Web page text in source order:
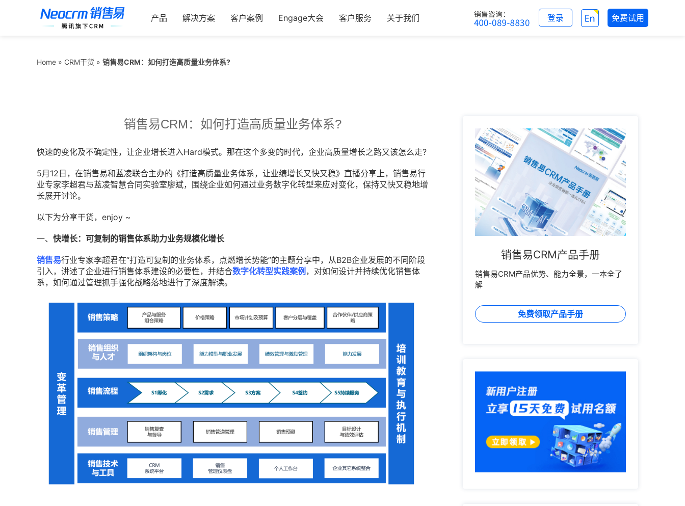
产品 解决方案 客户案例 Engage大会 客户服务 关于我们 免费试用
登录
Home » CRM干货 » 销售易CRM：如何打造高质量业务体系?
销售易CRM：如何打造高质量业务体系?
快速的变化及不确定性，让企业增长进入Hard模式。那在这个多变的时代，企业高质量增长之路又该怎么走?
5月12日，在销售易和蓝凌联合主办的《打造高质量业务体系，让业绩增长又快又稳》直播分享上，销售易行
业专家李超君与蓝凌智慧合同实验室廖斌，围绕企业如何通过业务数字化转型来应对变化，保持又快又稳地增
长展开讨论。
以下为分享干货，enjoy ~
一、 快增长：可复制的销售体系助力业务规模化增长
销售易行业专家李超君在“打造可复制的业务体系，点燃增长势能”的主题分享中，从B2B企业发展的不同阶段
引入，讲述了企业进行销售体系建设的必要性，并结合数字化转型实践案例 ，对如何设计并持续优化销售体
系，如何通过管理抓手强化战略落地进行了深度解读。
销售易CRM产品手册
销售易CRM产品优势、能力全景，一本全了
解
免费领取产品手册